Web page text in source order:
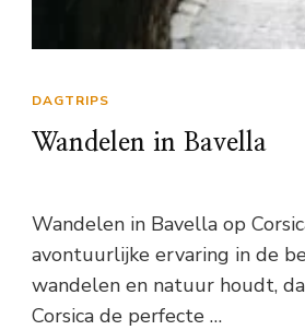
DAGTRIPS
Wandelen in Bavella
Wandelen in Bavella op
avontuurlijke ervaring in de
wandelen en natuur houdt,
Corsica de perfecte …